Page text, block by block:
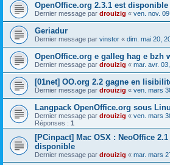
OpenOffice.org 2.3.1 est
Dernier message par drouizig « ven. nov.
Geriadur
Dernier message par vinstor « dim. mai 20,
OpenOffice.org e galleg hag e bzh
Dernier message par drouizig « mar. avr.
[01net] OO.org 2.2 gagne en
Dernier message par drouizig « ven. mars
Langpack OpenOffice.org sous
Dernier message par drouizig « ven. mars
Réponses : 1
[PCinpact] Mac OSX : NeoOffice
disponible
Dernier message par drouizig « mar. mars